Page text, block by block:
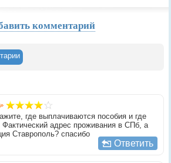
комментарий
где выплачиваются пособия и где
адрес проживания в СПб, а
Ставрополь? спасибо
Ответить